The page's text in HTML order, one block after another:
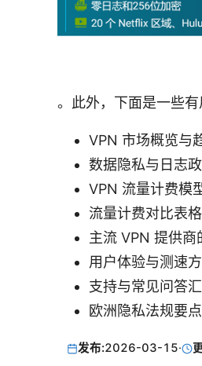
。此外，下面是一些
VPN 市场概览
数据隐私与日志
VPN 流量计费模
流量计费对比表
主流 VPN 提供
用户体验与测速
支持与常见问答
欧洲隐私法规要
发布:2026-03-15·